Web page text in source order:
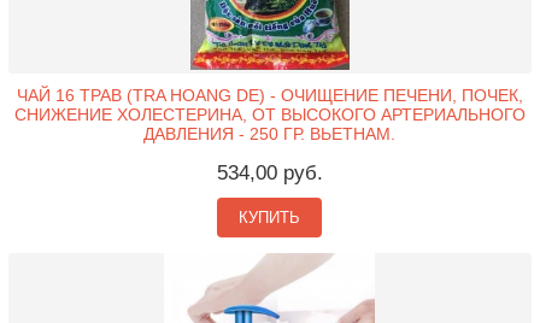
ЧАЙ 16 ТРАВ (TRA HOANG DE) - ОЧИЩЕНИЕ ПЕЧЕНИ, ПОЧЕК,
СНИЖЕНИЕ ХОЛЕСТЕРИНА, ОТ ВЫСОКОГО АРТЕРИАЛЬНОГО
ДАВЛЕНИЯ - 250 ГР. ВЬЕТНАМ.
534,00 руб.
КУПИТЬ